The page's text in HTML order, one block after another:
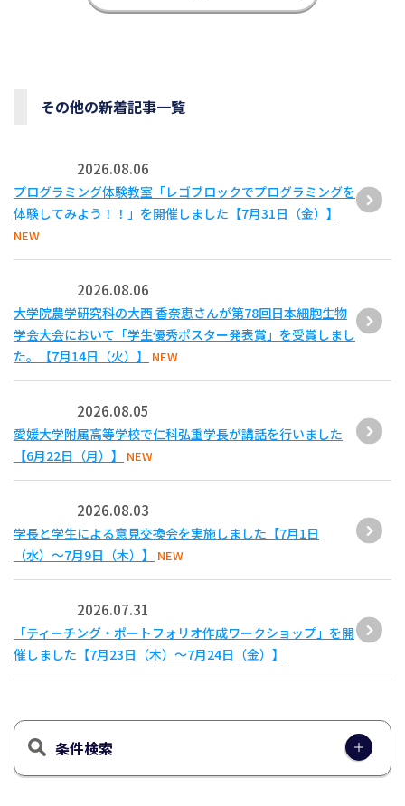
その他の新着記事一覧
2026.08.06
プログラミング体験教室「レゴブロックでプログラミングを
体験してみよう！！」を開催しました【7月31日（金）】
NEW
2026.08.06
大学院農学研究科の大西 香奈恵さんが第78回日本細胞生物
学会大会において「学生優秀ポスター発表賞」を受賞しまし
た。【7月14日（火）】
NEW
2026.08.05
愛媛大学附属高等学校で仁科弘重学長が講話を行いました
【6月22日（月）】
NEW
2026.08.03
学長と学生による意見交換会を実施しました【7月1日
（水）～7月9日（木）】
NEW
2026.07.31
「ティーチング・ポートフォリオ作成ワークショップ」を開
催しました【7月23日（木）～7月24日（金）】
条件検索